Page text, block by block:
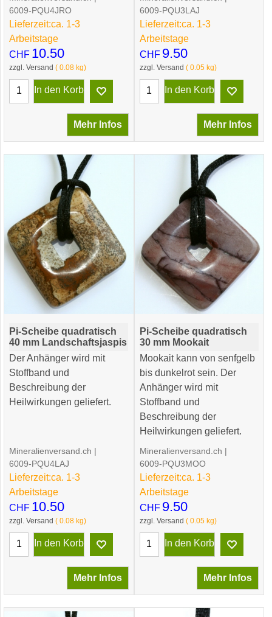
CHF 10.50
zzgl. Versand 0.08 kg
6009-PQU4JRO
Lieferzeit:ca. 1-3
Arbeitstage
In den Korb
Mehr Infos
CHF 9.50
zzgl. Versand 0.05kg
6009-PQU3LAJ
Lieferzeit:ca. 1-3
Arbeitstage
In den Korb
Mehr Infos
Pi-Scheibe quadratisch
40 mm Landschaftsjaspis
Der Anhänger wird mit
Stoffband und
Beschreibung der
Heilwirkungen geliefert.
CHF 10.50
zzgl. Versand 0.08 kg
Mineralienversand.ch
6009-PQU4LAJ
Lieferzeit:ca. 1-3
Arbeitstage
In den Korb
Mehr Infos
Pi-Scheibe quadratisch
30 mm Mookait
Mookait kann von senfgelb
bis dunkelrot sein. Der
Anhänger wird mit
Stoffband und
Beschreibung der
Heilwirkungen geliefert.
CHF 9.50
zzgl. Versand 0.05kg
Mineralienversand.ch
6009-PQU3MOO
Lieferzeit:ca. 1-3
Arbeitstage
In den Korb
Mehr Infos